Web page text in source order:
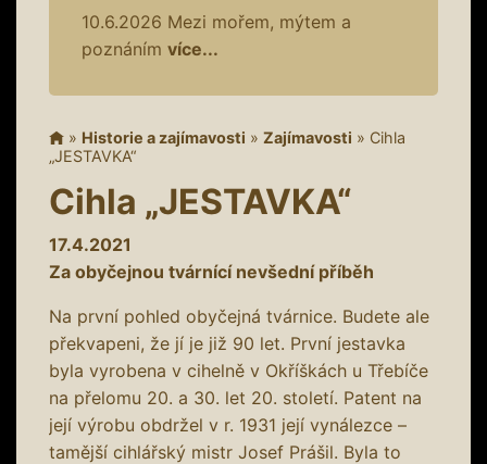
10.6.2026 Mezi mořem, mýtem a
poznáním více...
» Historie a zajímavosti » Zajímavosti » Cihla
„JESTAVKA“
Cihla „JESTAVKA“
17.4.2021
Za obyčejnou tvárnící nevšední příběh
Na první pohled obyčejná tvárnice. Budete ale
překvapeni, že jí je již 90 let. První jestavka
byla vyrobena v cihelně v Okříškách u Třebíče
na přelomu 20. a 30. let 20. století. Patent na
její výrobu obdržel v r. 1931 její vynálezce –
tamější cihlářský mistr Josef Prášil. Byla to